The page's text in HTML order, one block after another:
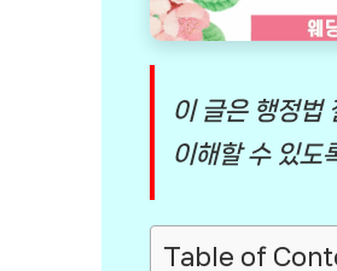
이 글은 행정법
이해할 수 있도
Table of